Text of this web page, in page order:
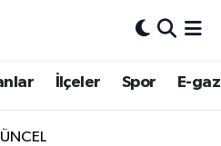
İlçeler Spor E-